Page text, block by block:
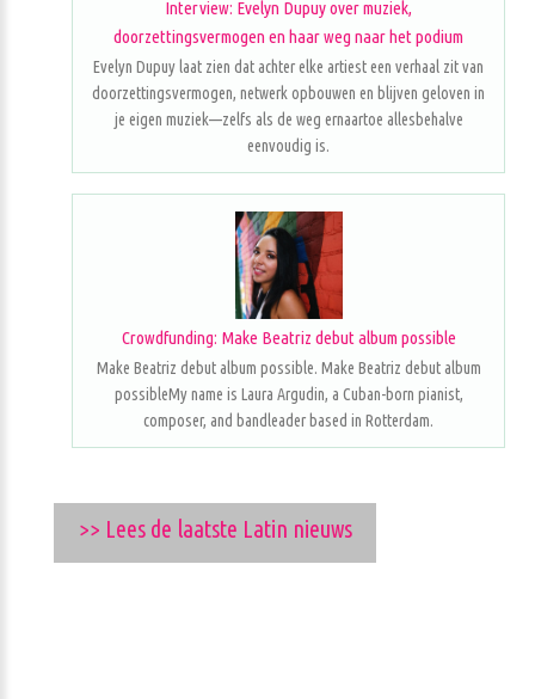
Interview: Evelyn Dupuy over muziek,
doorzettingsvermogen en haar weg naar het podium
Evelyn Dupuy laat zien dat achter elke artiest een verhaal zit van
doorzettingsvermogen, netwerk opbouwen en blijven geloven in
je eigen muziek—zelfs als de weg ernaartoe allesbehalve
eenvoudig is.
Crowdfunding: Make Beatriz debut album possible
Make Beatriz debut album possible. Make Beatriz debut album
possibleMy name is Laura Argudin, a Cuban-born pianist,
composer, and bandleader based in Rotterdam.
>> Lees de laatste Latin nieuws